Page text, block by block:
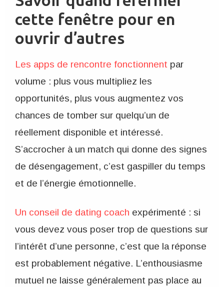
cette fenêtre pour en
ouvrir d’autres
Les apps de rencontre fonctionnent par
volume : plus vous multipliez les
opportunités, plus vous augmentez vos
chances de tomber sur quelqu’un de
réellement disponible et intéressé.
S’accrocher à un match qui donne des signes
de désengagement, c’est gaspiller du temps
et de l’énergie émotionnelle.
Un conseil de dating coach expérimenté : si
vous devez vous poser trop de questions sur
l’intérêt d’une personne, c’est que la réponse
est probablement négative. L’enthousiasme
mutuel ne laisse généralement pas place au